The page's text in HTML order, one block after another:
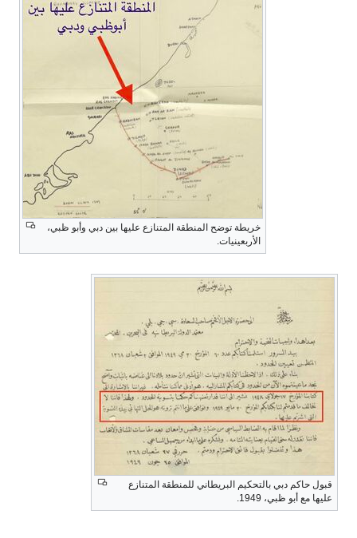
خريطة توضح المنطقة المتنازع عليها بين دبي وأبو ظبي،
الأربعينيات.
قبول حاكم دبي بالتحكيم البريطاني للمنطقة المتنازع
عليها مع أبو ظبي، 1949.